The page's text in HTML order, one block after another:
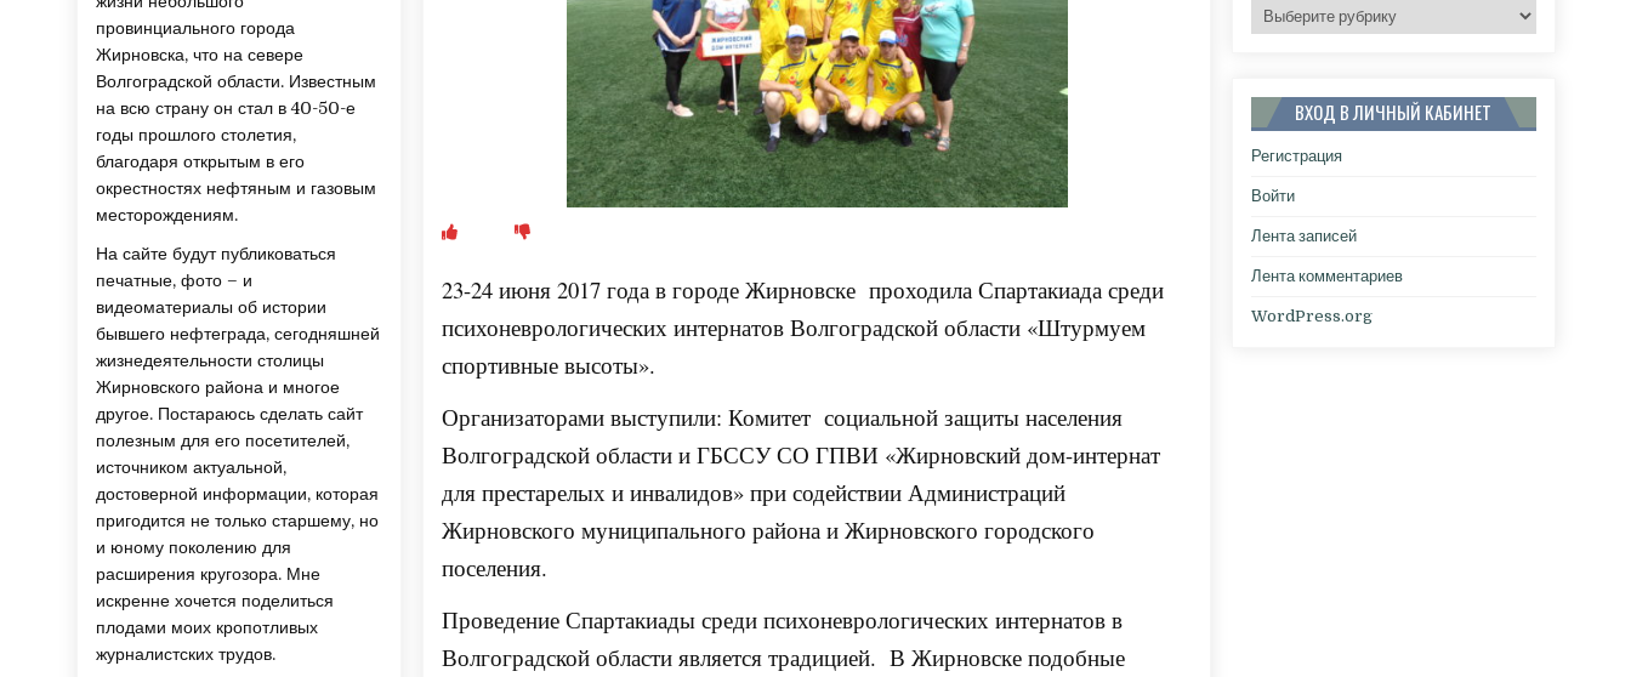
23-24 июня 2017 года в городе Жирновске проходила Спартакиада среди
психоневрологических интернатов Волгоградской области «Штурмуем
спортивные высоты».
Организаторами выступили: Комитет социальной защиты населения
Волгоградской области и ГБССУ СО ГПВИ «Жирновский дом-интернат
для престарелых и инвалидов» при содействии Администраций
Жирновского муниципального района и Жирновского городского
поселения.
Проведение Спартакиады среди психоневрологических интернатов в
Волгоградской области является традицией. В Жирновске подобные
провинциального города
Жирновска, что на севере
Волгоградской области. Известным
на всю страну он стал в 40-50-е
годы прошлого столетия,
благодаря открытым в его
окрестностях нефтяным и газовым
месторождениям.
На сайте будут публиковаться
печатные, фото – и
видеоматериалы об истории
бывшего нефтеграда, сегодняшней
жизнедеятельности столицы
Жирновского района и многое
другое. Постараюсь сделать сайт
полезным для его посетителей,
источником актуальной,
достоверной информации, которая
пригодится не только старшему, но
и юному поколению для
расширения кругозора. Мне
искренне хочется поделиться
плодами моих кропотливых
журналистских трудов.
Рубрики
ВХОД В ЛИЧНЫЙ КАБИНЕТ
Регистрация
Войти
Лента записей
Лента комментариев
WordPress.org